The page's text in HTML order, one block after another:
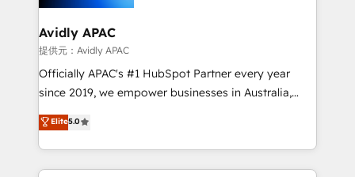
we’ll assemble a RevOps machine that drives more
traffic, generates better leads and crushes your
revenue goals. We've worked with thousands of
HubSpot customers and we'd love to work with you
too! Clients come to us for: Advanced CRM solutions
HubSpot Data System Migrations between systems
to HubSpot New lead generation strategies Time-
Avidly APAC
提供元：Avidly APAC
Officially APAC's #1 HubSpot Partner every year
since 2019, we empower businesses in Australia,
New Zealand, and globally to realise their full
potential through enterprise HubSpot CRM
implementation. And we deliver best practice across
the whole HubSpot platform, covering marketing,
Elite5.0